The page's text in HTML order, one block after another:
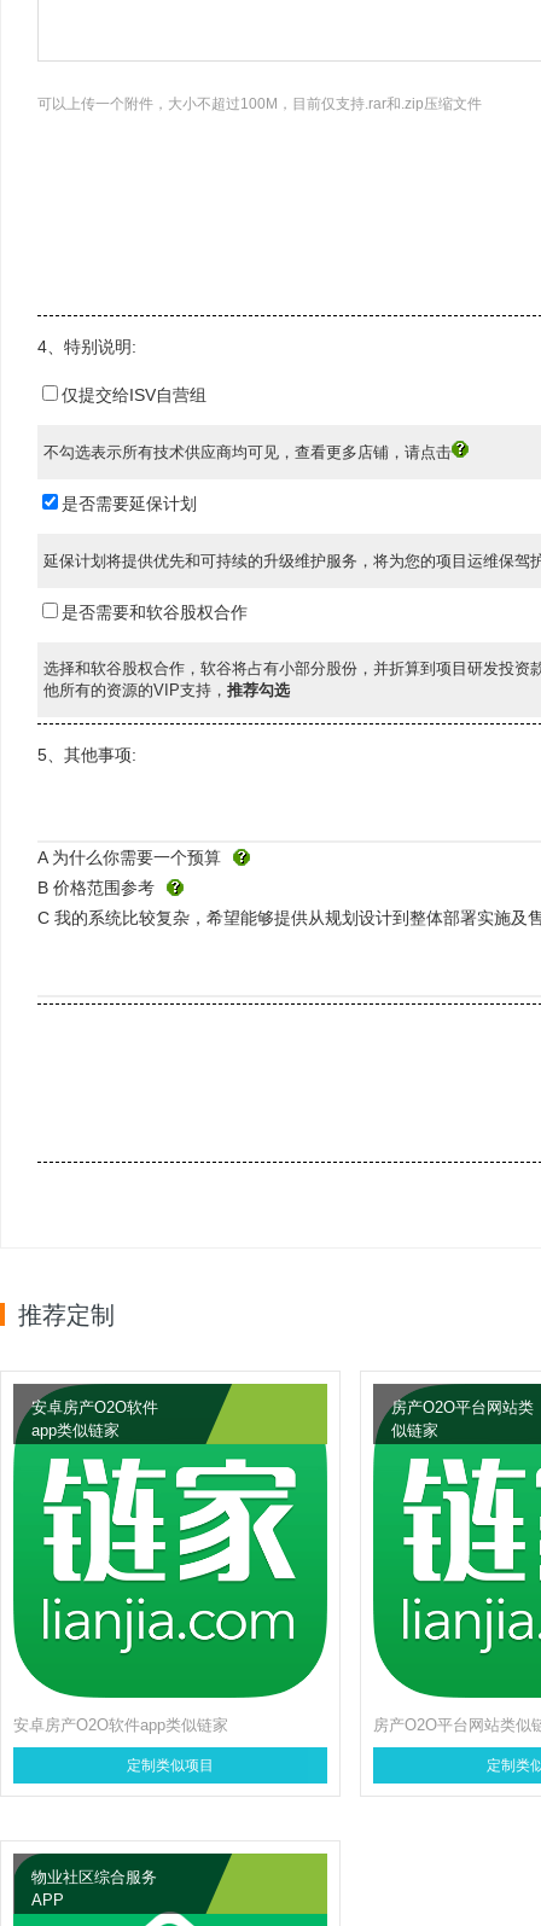
可以上传一个附件，大小不超过100M，目前仅支持.rar和.zip压缩文件
4、特别说明:
仅提交给ISV自营组
不勾选表示所有技术供应商均可见，查看更多店铺，请点击
是否需要延保计划
延保计划将提供优先和可持续的升级维护服务，将为您的项目运维保
是否需要和软谷股权合作
选择和软谷股权合作，软谷将占有小部分股份，并折算到项目研发投
他所有的资源的VIP支持， 推荐勾选
5、其他事项:
A 为什么你需要一个预算
B 价格范围参考
C 我的系统比较复杂，希望能够提供从规划设计到整体部署实施
推荐定制
安卓房产O2O软件
app类似链家
安卓房产O2O软件app类似链家
定制类似项目
房产O2O平台网站类
似链家
房产O2O平台网站类似
定制类
物业社区综合服务
APP